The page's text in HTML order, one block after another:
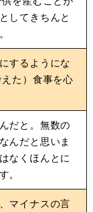
してきちんと
するようにな
た）食事を心
だと。無数の
んだと思いま
なくほんとに
。
マイナスの言